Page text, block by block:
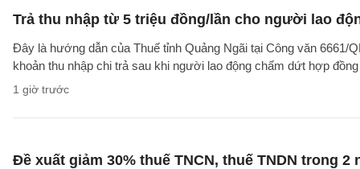
Trả thu nhập từ 5 triệu đồng/lần cho người lao
Đây là hướng dẫn của Thuế tỉnh Quảng Ngãi tại Công văn
khoản thu nhập chi trả sau khi người lao động chấm dứt hợp
1 giờ trước
Đề xuất giảm 30% thuế TNCN, thuế TNDN trong 2